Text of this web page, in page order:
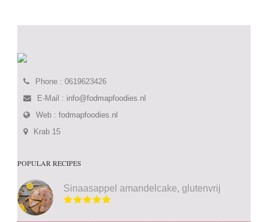
Phone : 0619623426
E-Mail : info@fodmapfoodies.nl
Web :fodmapfoodies.nl
Krab 15
POPULAR RECIPES
Sinaasappel amandelcake, glutenvrij